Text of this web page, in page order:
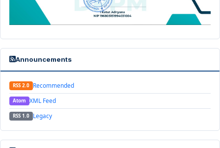
Announcements
RSS 2.0 Recommended
Atom XML Feed
RSS 1.0 Legacy